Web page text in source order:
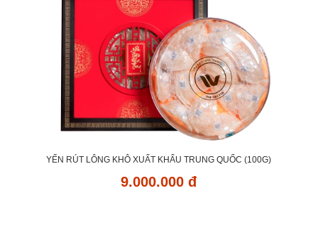
YẾN RÚT LÔNG KHÔ XUẤT KHẨU TRUNG QUỐC (100G)
9.000.000 đ